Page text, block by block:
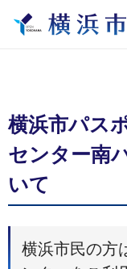
横浜市パス
センター南
いて
横浜市民の方